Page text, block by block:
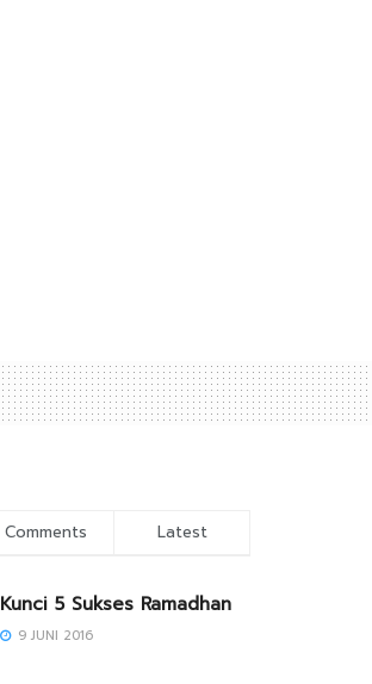
Comments Latest
Kunci 5 Sukses Ramadhan
9 JUNI 2016